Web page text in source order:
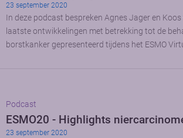
23 september 2020
In deze podcast bespreken Agnes Jager en
laatste ontwikkelingen met betrekking tot de
borstkanker gepresenteerd tijdens het ESMO
Podcast
ESMO20 - Highlights
23 september 2020